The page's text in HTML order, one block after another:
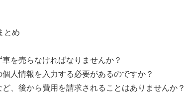
とめ
を売らなければなりませんか？
人情報を入力する必要があるのですか？
、後から費用を請求されることはありませんか？